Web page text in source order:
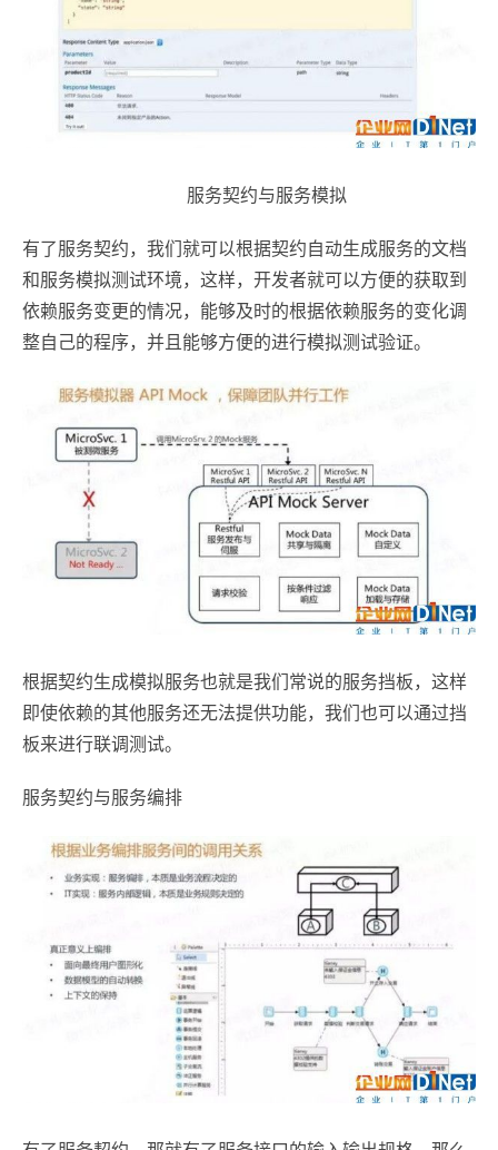
服务契约与服务模拟
有了服务契约，我们就可以根据契约自动生成服务的文档
和服务模拟测试环境，这样，开发者就可以方便的获取到
依赖服务变更的情况，能够及时的根据依赖服务的变化调
整自己的程序，并且能够方便的进行模拟测试验证。
根据契约生成模拟服务也就是我们常说的服务挡板，这样
即使依赖的其他服务还无法提供功能，我们也可以通过挡
板来进行联调测试。
服务契约与服务编排